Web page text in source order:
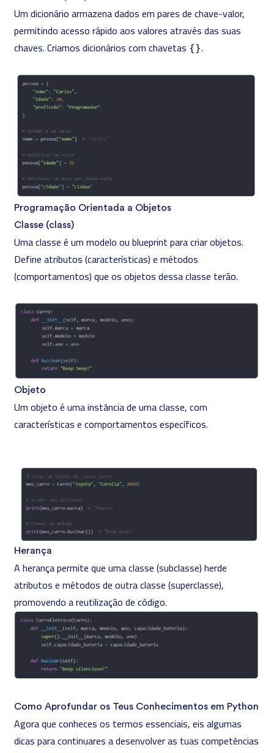
Um dicionário armazena dados em pares de chave-valor,
permitindo acesso rápido aos valores através das suas
chaves. Criamos dicionários com chavetas {}.
Programação Orientada a Objetos
Classe (class)
Uma classe é um modelo ou blueprint para criar objetos.
Define atributos (características) e métodos
(comportamentos) que os objetos dessa classe terão.
Objeto
Um objeto é uma instância de uma classe, com
características e comportamentos específicos.
Herança
A herança permite que uma classe (subclasse) herde
atributos e métodos de outra classe (superclasse),
promovendo a reutilização de código.
Como Aprofundar os Teus Conhecimentos em Python
Agora que conheces os termos essenciais, eis algumas
dicas para continuares a desenvolver as tuas competências